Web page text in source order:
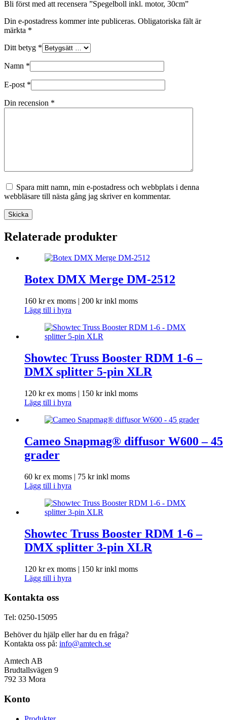
Bli först med att recensera ”Spegelboll inkl. motor, 30cm”
Din e-postadress kommer inte publiceras. Obligatoriska fält är
märkta *
Ditt betyg *
Namn *
E-post *
Din recension *
Spara mitt namn, min e-postadress och webbplats i denna
webbläsare till nästa gång jag skriver en kommentar.
Skicka
Relaterade produkter
Botex DMX Merge DM-2512
160 krex moms | 200 krinkl moms
Lägg till i hyra
Showtec Truss Booster RDM 1-6 –
DMX splitter 5-pin XLR
120 krex moms | 150 krinkl moms
Lägg till i hyra
Cameo Snapmag® diffusor W600 – 45
grader
60 krex moms | 75 krinkl moms
Lägg till i hyra
Showtec Truss Booster RDM 1-6 –
DMX splitter 3-pin XLR
120 krex moms | 150 krinkl moms
Lägg till i hyra
Kontakta oss
Tel: 0250-15095
Behöver du hjälp eller har du en fråga?
Kontakta oss på: info@amtech.se
Amtech AB
Brudtallsvägen 9
792 33 Mora
Konto